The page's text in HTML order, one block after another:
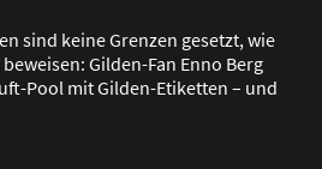
sind keine Grenzen gesetzt, wie
Gilden-Fan Enno Berg
Pool mit Gilden-Etiketten – und